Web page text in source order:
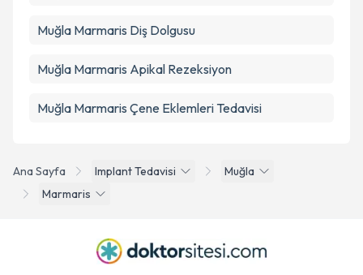
Ana Sayfa Implant Tedavisi
Muğla
Marmaris
Muğla Marmaris Diş Dolgusu
Muğla Marmaris Apikal Rezeksiyon
Muğla Marmaris Çene Eklemleri Tedavisi